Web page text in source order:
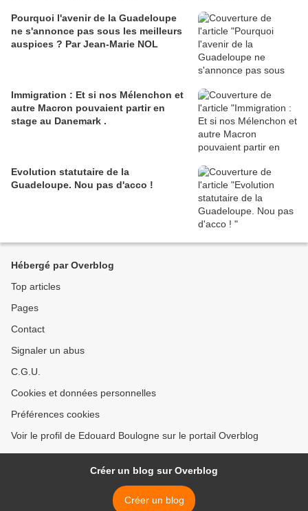
Pourquoi l'avenir de la Guadeloupe
ne s'annonce pas sous les meilleurs
auspices ? Par Jean-Marie NOL
Immigration : Et si nos Mélenchon et
autre Macron pouvaient partir en
stage au Danemark .
Evolution statutaire de la
Guadeloupe. Nou pas d'acco !
Hébergé par Overblog
Top articles
Pages
Contact
Signaler un abus
C.G.U.
Cookies et données personnelles
Préférences cookies
Voir le profil de Edouard Boulogne sur le portail Overblog
Créer un blog sur Overblog
Créer un blog